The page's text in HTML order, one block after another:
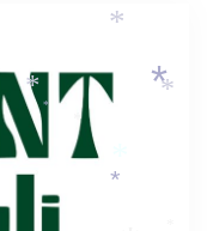
*
*
*
*
*
*
*
*